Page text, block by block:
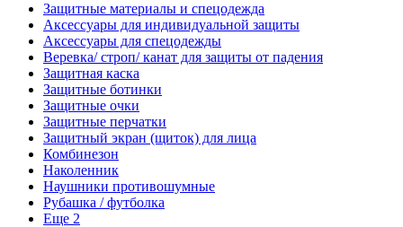
Защитные материалы и спецодежда
Аксессуары для индивидуальной защиты
Аксессуары для спецодежды
Веревка/ строп/ канат для защиты от падения
Защитная каска
Защитные ботинки
Защитные очки
Защитные перчатки
Защитный экран (щиток) для лица
Комбинезон
Наколенник
Наушники противошумные
Рубашка / футболка
Еще 2